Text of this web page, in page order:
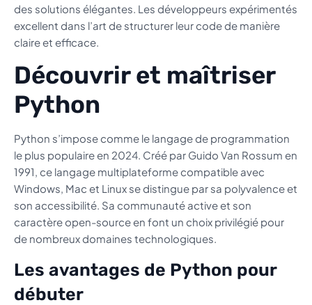
des solutions élégantes. Les développeurs expérimentés
excellent dans l’art de structurer leur code de manière
claire et efficace.
Découvrir et maîtriser
Python
Python s’impose comme le langage de programmation
le plus populaire en 2024. Créé par Guido Van Rossum en
1991, ce langage multiplateforme compatible avec
Windows, Mac et Linux se distingue par sa polyvalence et
son accessibilité. Sa communauté active et son
caractère open-source en font un choix privilégié pour
de nombreux domaines technologiques.
Les avantages de Python pour
débuter